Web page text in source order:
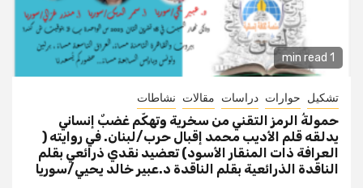
1 min read
تشكيل حوارات دراسات مقالات نشاطات
حمولةُ الرمز التقني من سخرية وتهكّم غضبٌ إنساني
يدلقه قلم الأديب محمد إقبال حرب/لبنان. في روايته (
العرافة ذات المنقار الأسود) تعضيد نقدي ذرائعي بقلم
الناقدة الذرائعية بقلم الناقدة د.عبير خالد يحيي/سوريا